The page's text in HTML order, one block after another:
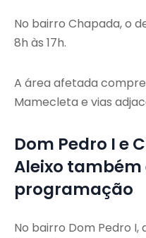
No bairro Chapada, o
8h às 17h.
A área afetada
Mamecleta e vias
Dom Pedro I e
Aleixo também
programação
No bairro Dom Pedro I,